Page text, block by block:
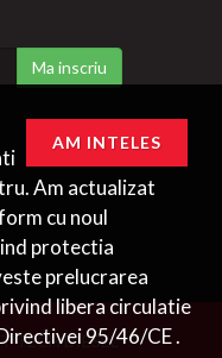
Ma inscriu
TECH DIESEL
AM INTELES
Am actualizat
cu noul
protectia
prelucrarea
libera circulatie
95/46/CE .